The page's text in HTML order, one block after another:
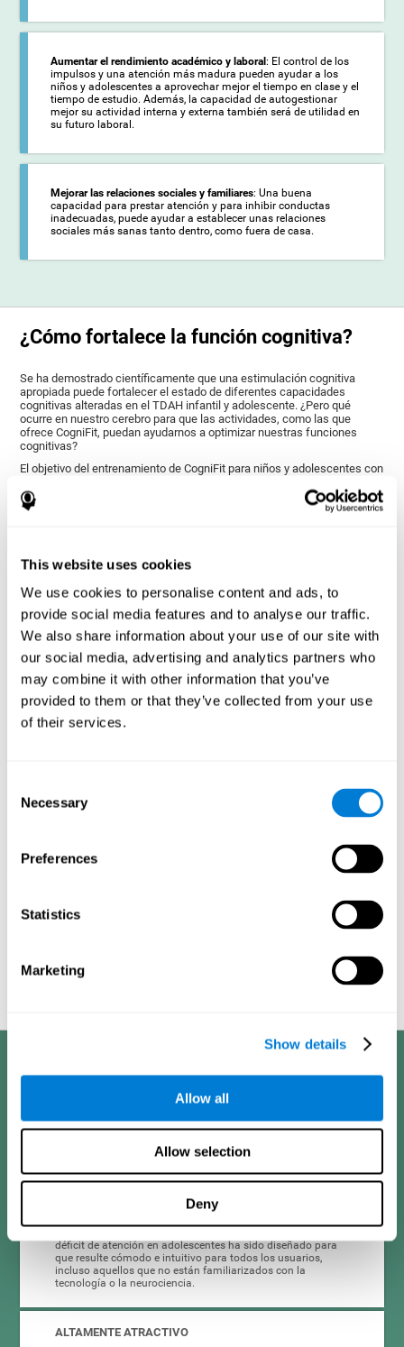
This website uses cookies
We use cookies to personalise content and ads, to
provide social media features and to analyse our traffic.
We also share information about your use of our site with
our social media, advertising and analytics partners who
may combine it with other information that you’ve
provided to them or that they’ve collected from your use
of their services.
Selection
Necessary
Preferences
Statistics
Marketing
Show details
Allow all
Allow selection
Deny
Aumentar el rendimiento académico y laboral: El control de los
impulsos y una atención más madura pueden ayudar a los
niños y adolescentes a aprovechar mejor el tiempo en clase y el
tiempo de estudio. Además, la capacidad de autogestionar
mejor su actividad interna y externa también será de utilidad en
su futuro laboral.
Mejorar las relaciones sociales y familiares: Una buena
capacidad para prestar atención y para inhibir conductas
inadecuadas, puede ayudar a establecer unas relaciones
sociales más sanas tanto dentro, como fuera de casa.
¿Cómo fortalece la función cognitiva?
Se ha demostrado científicamente que una estimulación cognitiva
apropiada puede fortalecer el estado de diferentes capacidades
cognitivas alteradas en el TDAH infantil y adolescente. ¿Pero qué
ocurre en nuestro cerebro para que las actividades, como las que
ofrece CogniFit, puedan ayudarnos a optimizar nuestras funciones
cognitivas?
El objetivo del entrenamiento de CogniFit para niños y adolescentes con
cerebrales que se ven alteradas en el TDAH, así como sus funciones
cognitivas relacionadas. La plasticidad cerebral es un mecanismo de
infantil de CogniFit. Si realizamos adecuadamente las actividades para
cerebro a adaptarse y, por tanto, a fortalecerse para responder de una
manera más eficiente a las necesidades del día a día.
De esta forma, las actividades del entrenamiento de CogniFit para
adolescentes y niños con TDAH están pensadas para estimular las
funciones cognitivas y áreas cerebrales más relacionadas con el
trastorno por déficit de atención con hiperactividad. A través de estas
actividades para el TDAH infantil, se pretende ejercitar de una manera
diferencial los puntos débiles de los niños y adolescentes con déficit
de atención, para convertirlos en fortalezas.
CogniFit ha diseñado el entrenamiento para el déficit de atención en
niños y adolescentes a través de una metodología científica con un
objetivo claro: que sea eficaz, accesible y motivante para sus usuarios.
en adolescentes y niños tiene una serie de ventajas:
déficit de atención en adolescentes ha sido diseñado para
que resulte cómodo e intuitivo para todos los usuarios,
incluso aquellos que no están familiarizados con la
tecnología o la neurociencia.
ALTAMENTE ATRACTIVO